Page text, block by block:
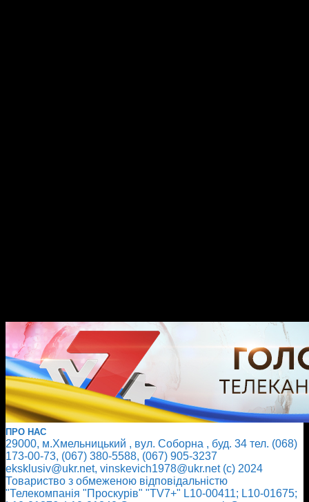
ПРО НАС
29000, м.Хмельницький , вул. Соборна , буд. 34 тел. (068)
173-00-73, (067) 380-5588, (067) 905-3237
eksklusiv@ukr.net, vinskevich1978@ukr.net (с) 2024
Товариство з обмеженою відповідальністю
"Телекомпанія "Проскурів" "TV7+" L10-00411; L10-01675;